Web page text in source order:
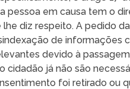
pessoa em causa tem o
diz respeito. A pedido
de informações
devido à
já não são
foi retirado ou